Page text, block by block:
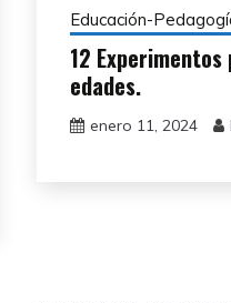
Educación-
12
edades.
enero 11, 2024